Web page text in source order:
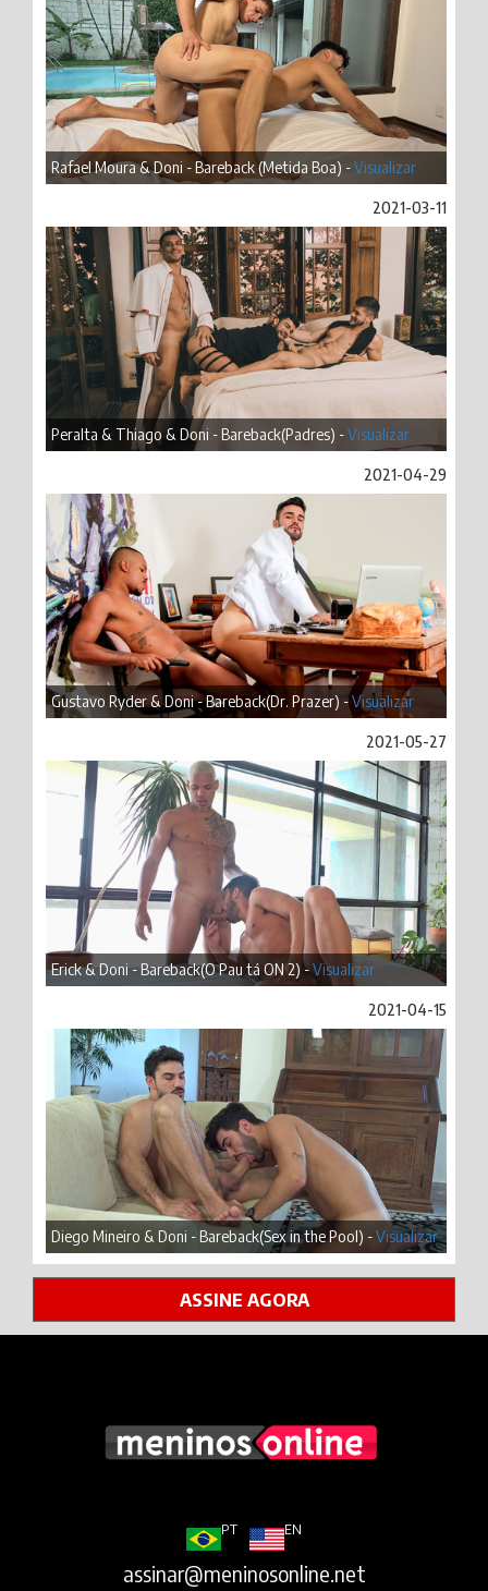
Rafael Moura & Doni - Bareback (Metida Boa) -Visualizar
2021-03-11
Peralta & Thiago & Doni - Bareback(Padres) -Visualizar
2021-04-29
Gustavo Ryder & Doni - Bareback(Dr. Prazer) -Visualizar
2021-05-27
Erick & Doni - Bareback(O Pau tá ON 2) -Visualizar
2021-04-15
Diego Mineiro & Doni - Bareback(Sex in the Pool) -Visualizar
ASSINE AGORA
PT EN
assinar@meninosonline.net